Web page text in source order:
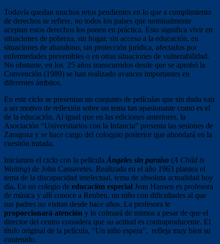
Todavía quedan muchos retos pendientes en lo que a cumplimiento
de derechos se refiere, no todos los países que nominalmente
aceptan estos derechos los ponen en práctica. Esto significa vivir en
situaciones de pobreza, sin hogar, sin acceso a la educación, en
situaciones de abandono, sin protección jurídica, afectados por
enfermedades prevenibles o en otras situaciones de vulnerabilidad.
No obstante, en los 25 años transcurridos desde que se aprobó la
Convención (1989) se han realizado avances importantes en
diferentes ámbitos.
En este ciclo se presentan un conjunto de películas que sin duda van
a ser motivo de reflexión sobre un tema tan apasionante como es el
de la educación. Al igual que en las ediciones anteriores, la
Asociación “Universitarios con la Infancia” presenta las sesiones de
Zaragoza y se hace cargo del coloquio posterior que ahondará en la
cuestión tratada.
Iniciamos el ciclo con la película Ángeles sin paraíso (A Child is
Waiting) de John Cassavetes. Realizada en el año 1963 plantea el
tema de la discapacidad intelectual, tema de absoluta actualidad hoy
día. En un colegio de educación especial Jean Hansen es profesora
de música y allí conoce a Reuben, un niño con dificultades al que
sus padres no visitan desde hace años. La profesora le
proporcionará atención y lo colmará de mimos a pesar de que el
director del centro considera que su actitud es contraproducente. El
título original de la película, “Un niño espera”, refleja muy bien su
contenido.